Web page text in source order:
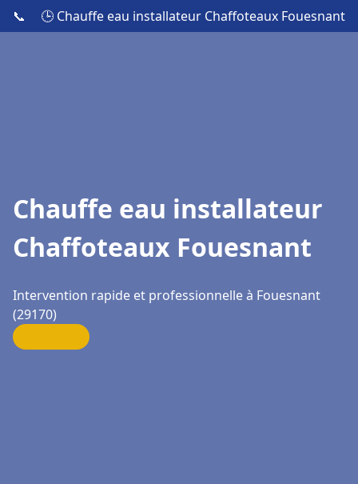
📞 🕒 Chauffe eau installateur Chaffoteaux Fouesnant
Chauffe eau installateur
Chaffoteaux Fouesnant
Intervention rapide et professionnelle à Fouesnant
(29170)